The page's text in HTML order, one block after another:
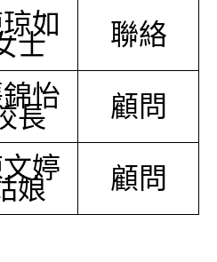
如
士 聯絡
怡
長 顧問
婷
娘 顧問